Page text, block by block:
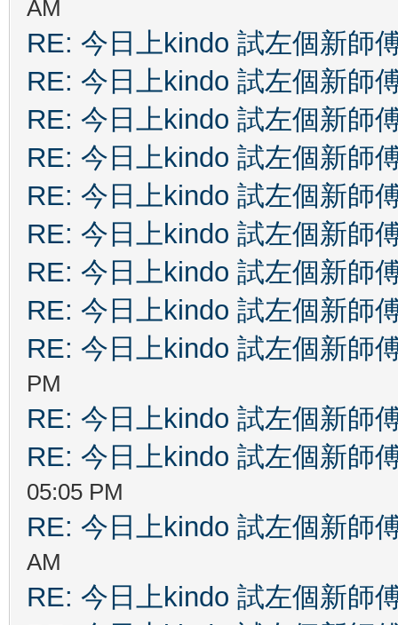
AM
RE: 今日上kindo 試左個新師
RE: 今日上kindo 試左個新師
RE: 今日上kindo 試左個新師
RE: 今日上kindo 試左個新師
RE: 今日上kindo 試左個新師
RE: 今日上kindo 試左個新師
RE: 今日上kindo 試左個新師
RE: 今日上kindo 試左個新師
RE: 今日上kindo 試左個新師
PM
RE: 今日上kindo 試左個新師
RE: 今日上kindo 試左個新師
05:05 PM
RE: 今日上kindo 試左個新師
AM
RE: 今日上kindo 試左個新師